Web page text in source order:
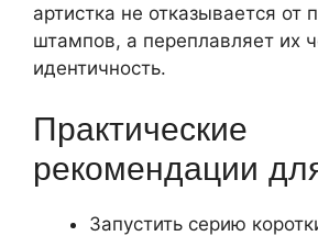
артистка не отказывается от
штампов, а переплавляет их
идентичность.
Практические
рекомендации
Запустить серию